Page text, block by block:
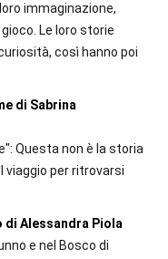
immaginazione,
Le loro storie
così hanno poi
di Sabrina
Questa non è la storia
viaggio per ritrovarsi
di Alessandra Piola
e nel Bosco di